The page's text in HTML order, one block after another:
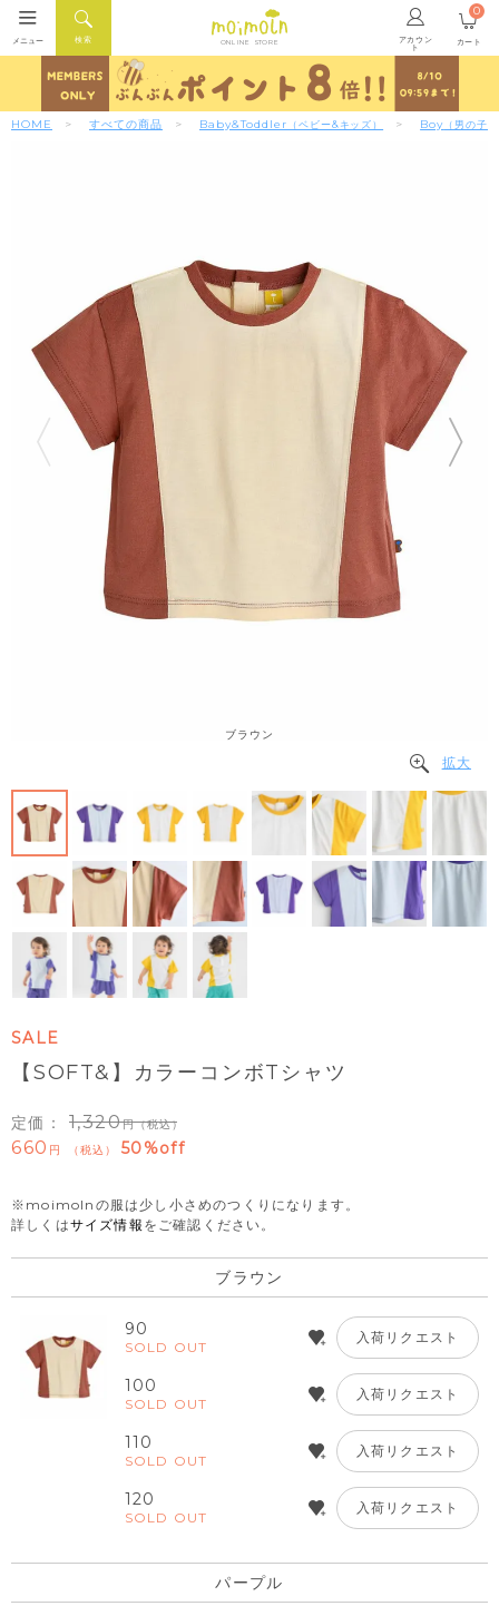
ONLINE STORE アカウン
ト
検索
メニュー カート
0
HOME すべての商品 Baby&Toddler （ベビー&キッズ） Boy （男の子）
ブラウン
拡大
SALE
【SOFT&】カラーコンボTシャツ
定価： 1,320 （税込）
660 税込 50%off
※moimolnの服は少し小さめのつくりになります。
詳しくはサイズ情報 をご確認ください。
ブラウン
90
SOLD OUT
入荷リクエスト
100
SOLD OUT
入荷リクエスト
110
SOLD OUT
入荷リクエスト
120
SOLD OUT
入荷リクエスト
パープル